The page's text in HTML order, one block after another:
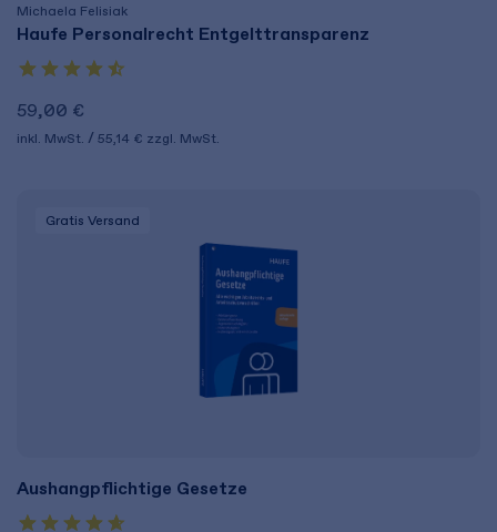
Michaela Felisiak
Haufe Personalrecht Entgelttransparenz
59,00 €
inkl. MwSt. 55,14 € zzgl. MwSt.
Gratis Versand
Aushangpflichtige Gesetze